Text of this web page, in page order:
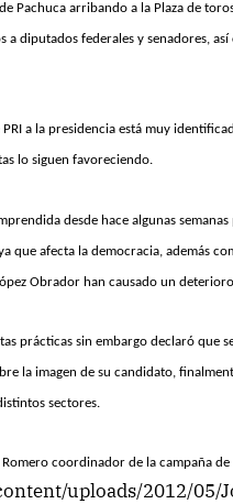
Pachuca arribando a la Plaza de
diputados federales y senadores,
a la presidencia está muy
lo siguen favoreciendo.
desde hace algunas
que afecta la democracia, además
Obrador han causado un
prácticas sin embargo declaró que
la imagen de su candidato,
sectores.
coordinador de la campaña
uploads/2012/05/